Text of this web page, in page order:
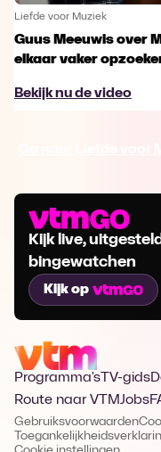
Liefde voor Muziek
Guus Meeuwis over
elkaar vaker
Bekijk nu de video
Kijk live,
bingewatchen
Kijk op
Programma's TV-gids
Route naar VTMJobs
Gebruiksvoorwaarden